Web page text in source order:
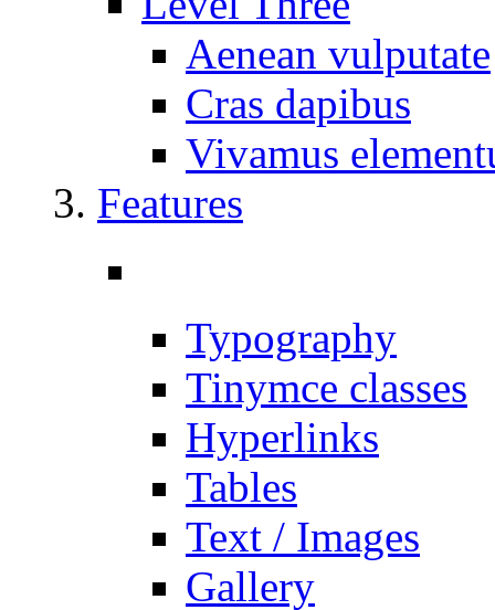
Aenean vulputate
Cras dapibus
Vivamus
Features
Typography
Tinymce classes
Hyperlinks
Tables
Text / Images
Gallery